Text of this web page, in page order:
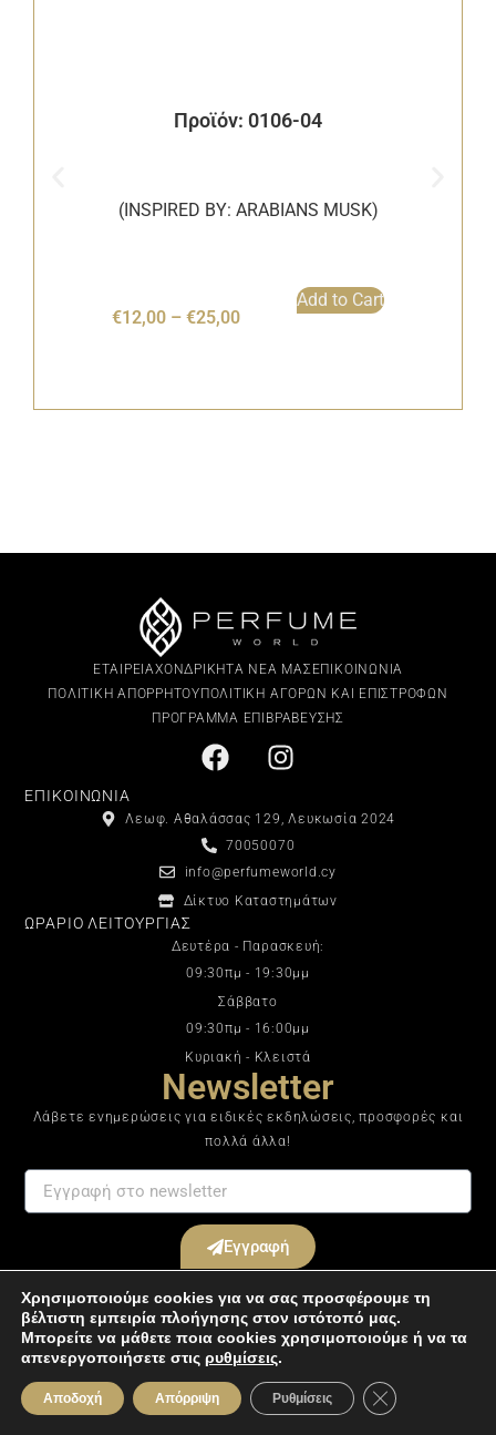
Προϊόν: 0106-04
(INSPIRED BY: ARABIANS MUSK)
€12,00 – €25,00
Add to Cart
ΕΤΑΙΡΕΙΑΧΟΝΔΡΙΚΗΤΑ ΝΕΑ ΜΑΣ ΕΠΙΚΟΙΝΩΝΙΑ
ΠΟΛΙΤΙΚΗ ΑΠΟΡΡΗΤΟΥΠΟΛΙΤΙΚΗ ΑΓΟΡΩΝ ΚΑΙ ΕΠΙΣΤΡΟΦΩΝ
ΠΡΟΓΡΑΜΜΑ ΕΠΙΒΡΑΒΕΥΣΗΣ
ΕΠΙΚΟΙΝΩΝΙΑ
Λεωφ. Αθαλάσσας 129, Λευκωσία 2024
70050070
info@perfumeworld.cy
Δίκτυο Καταστημάτων
ΩΡΑΡΙΟ ΛΕΙΤΟΥΡΓΙΑΣ
Δευτέρα - Παρασκευή:
09:30πμ - 19:30μμ
Σάββατο
09:30πμ - 16:00μμ
Κυριακή - Κλειστά
Newsletter
Λάβετε ενημερώσεις για ειδικές εκδηλώσεις, προσφορές και
πολλά άλλα!
Εγγραφή
Όρους & Προϋποθέσεις.
All rights reserved © 2024 Perfume World
Χρησιμοποιούμε cookies για να σας προσφέρουμε τη
βέλτιστη εμπειρία πλοήγησης στον ιστότοπό μας.
Μπορείτε να μάθετε ποια cookies χρησιμοποιούμε ή να τα
απενεργοποιήσετε στις ρυθμίσεις.
Αποδοχή Απόρριψη Ρυθμίσεις Κλείσιμο του